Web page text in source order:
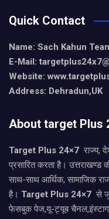
Quick Contact
Name: Sach Kahun
E-Mail:
Website:
Address: Dehradun,UK
About target Plus
Target Plus 24×7 राज्य,
प्रसारित करता है। उत्तराखण्ड
साथ-साथ आर्थिक, सामाजिक
है। Target Plus 24×7 से
फेसबुक पेज,यू-ट्यूब